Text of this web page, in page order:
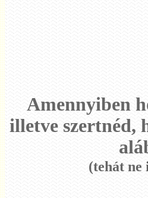
Amennyiben
illetve szertnéd,
(tehát ne